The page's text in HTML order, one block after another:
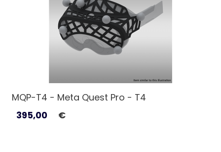
MQP-T4 - Meta Quest Pro - T4
395,00
€